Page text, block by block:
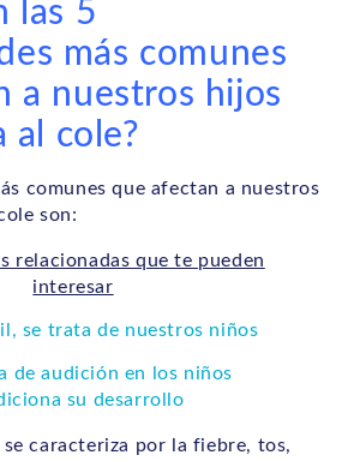
las 5
más comunes
a nuestros hijos
al cole?
comunes que afectan a nuestros
son:
relacionadas que te pueden
interesar
se trata de nuestros niños
de audición en los niños
su desarrollo
se caracteriza por la fiebre, tos,